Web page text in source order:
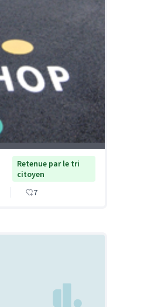
Retenue par le tri
citoyen
7